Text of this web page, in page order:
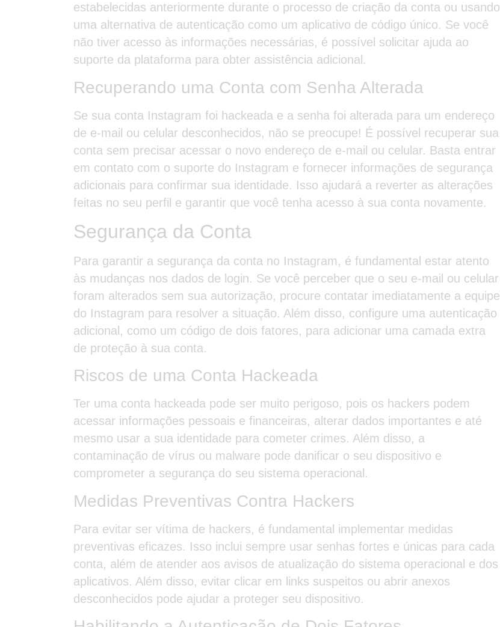
estabelecidas anteriormente durante o processo de criação da conta ou usando
uma alternativa de autenticação como um aplicativo de código único. Se você
não tiver acesso às informações necessárias, é possível solicitar ajuda ao
suporte da plataforma para obter assistência adicional.
Recuperando uma Conta com Senha Alterada
Se sua conta Instagram foi hackeada e a senha foi alterada para um endereço
de e-mail ou celular desconhecidos, não se preocupe! É possível recuperar sua
conta sem precisar acessar o novo endereço de e-mail ou celular. Basta entrar
em contato com o suporte do Instagram e fornecer informações de segurança
adicionais para confirmar sua identidade. Isso ajudará a reverter as alterações
feitas no seu perfil e garantir que você tenha acesso à sua conta novamente.
Segurança da Conta
Para garantir a segurança da conta no Instagram, é fundamental estar atento
às mudanças nos dados de login. Se você perceber que o seu e-mail ou celular
foram alterados sem sua autorização, procure contatar imediatamente a equipe
do Instagram para resolver a situação. Além disso, configure uma autenticação
adicional, como um código de dois fatores, para adicionar uma camada extra
de proteção à sua conta.
Riscos de uma Conta Hackeada
Ter uma conta hackeada pode ser muito perigoso, pois os hackers podem
acessar informações pessoais e financeiras, alterar dados importantes e até
mesmo usar a sua identidade para cometer crimes. Além disso, a
contaminação de vírus ou malware pode danificar o seu dispositivo e
comprometer a segurança do seu sistema operacional.
Medidas Preventivas Contra Hackers
Para evitar ser vítima de hackers, é fundamental implementar medidas
preventivas eficazes. Isso inclui sempre usar senhas fortes e únicas para cada
conta, além de atender aos avisos de atualização do sistema operacional e dos
aplicativos. Além disso, evitar clicar em links suspeitos ou abrir anexos
desconhecidos pode ajudar a proteger seu dispositivo.